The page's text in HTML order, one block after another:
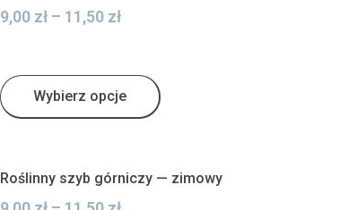
9,00 zł – 11,50 zł
Wybierz opcje
Roślinny szyb górniczy — zimowy